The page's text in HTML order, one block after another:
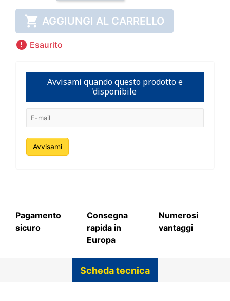
 AGGIUNGI AL CARRELLO
 Esaurito
Avvisami quando questo prodotto e
'disponibile
Avvisami
Pagamento
sicuro
Consegna
rapida in
Europa
Numerosi
vantaggi
Scheda tecnica